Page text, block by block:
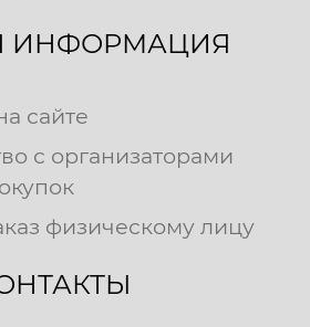
ИНФОРМАЦИЯ
сайте
с организаторами
физическому лицу